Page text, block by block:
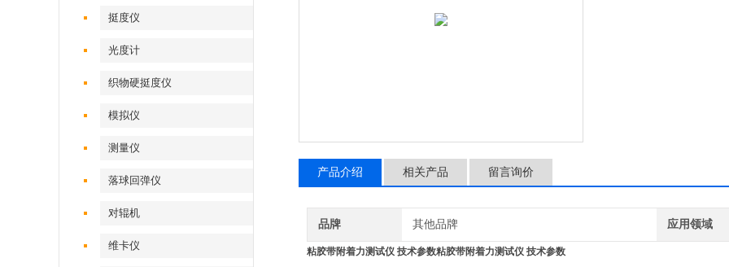
挺度仪
光度计
织物硬挺度仪
模拟仪
测量仪
落球回弹仪
对辊机
维卡仪
产品介绍 相关产品 留言询价
品牌 其他品牌 应用领域
粘胶带附着力测试仪 技术参数粘胶带附着力测试仪 技术参数